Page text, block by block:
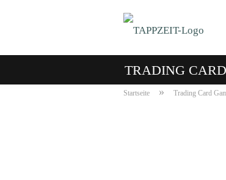
TRADING
Startseite » Trading Card